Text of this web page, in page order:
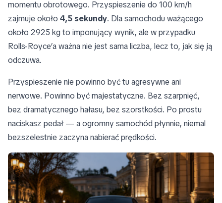
momentu obrotowego. Przyspieszenie do 100 km/h
zajmuje około 4,5 sekundy. Dla samochodu ważącego
około 2925 kg to imponujący wynik, ale w przypadku
Rolls-Royce’a ważna nie jest sama liczba, lecz to, jak się ją
odczuwa.
Przyspieszenie nie powinno być tu agresywne ani
nerwowe. Powinno być majestatyczne. Bez szarpnięć,
bez dramatycznego hałasu, bez szorstkości. Po prostu
naciskasz pedał — a ogromny samochód płynnie, niemal
bezszelestnie zaczyna nabierać prędkości.